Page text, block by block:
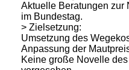
Aktuelle Beratungen zur
im Bundestag.
> Zielsetzung:
Umsetzung des
Anpassung der
Keine große Novelle